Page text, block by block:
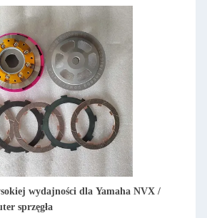
wydajności dla Yamaha NVX /
sprzęgła